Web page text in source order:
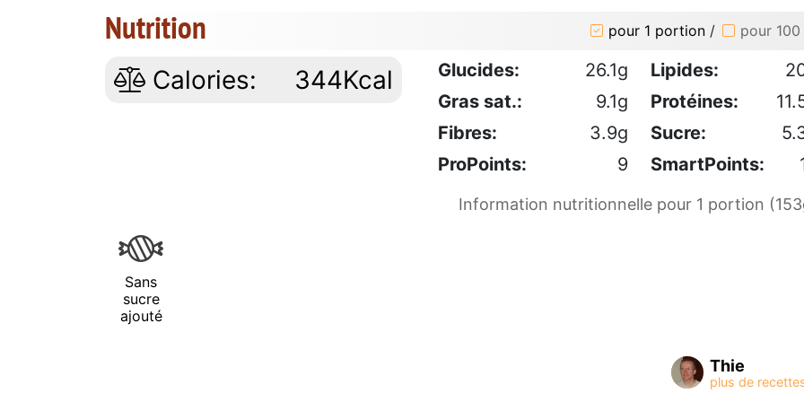
Nutrition pour 1 portion / pour 100
Calories: 344Kcal Glucides: 26.1g Lipides:
Gras sat.:
9.1g Protéines:
Fibres:
3.9g Sucre:
ProPoints:
9 SmartPoints:
Information nutritionnelle pour 1 portion
Sans
sucre
ajouté
Thie